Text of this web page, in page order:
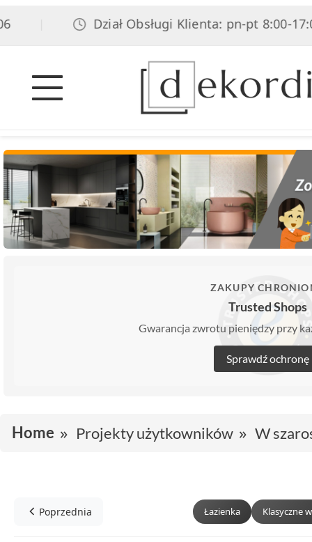
Dział Obsługi Klienta: pn-pt 8:00-17:00,
ZAKUPY
Trusted Shops
Gwarancja zwrotu pieniędzy przy
Sprawdź ochronę
Home Projekty użytkowników W
Poprzednia Łazienka Klasyczne